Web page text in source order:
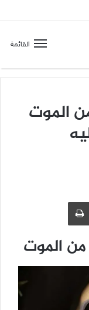
القائمة
الموت
البريد طباعة
من الموت